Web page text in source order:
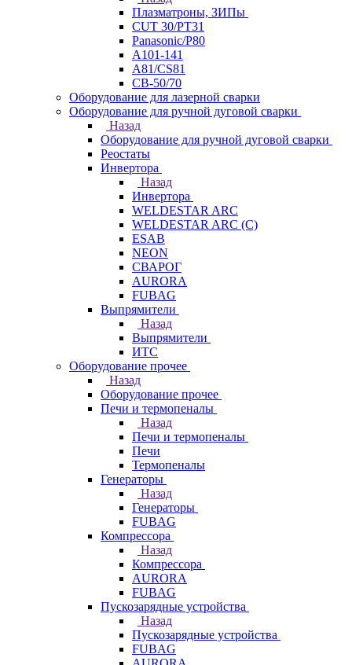
Плазматроны, ЗИПы
CUT 30/PT31
Panasonic/P80
А101-141
А81/CS81
СВ-50/70
Оборудование для лазерной сварки
Оборудование для ручной дуговой сварки
Назад
Оборудование для ручной дуговой сварки
Реостаты
Инвертора
Назад
Инвертора
WELDESTAR ARC
WELDESTAR ARC (С)
ESAB
NEON
СВАРОГ
AURORA
FUBAG
Выпрямители
Назад
Выпрямители
ИТС
Оборудование прочее
Назад
Оборудование прочее
Печи и термопеналы
Назад
Печи и термопеналы
Печи
Термопеналы
Генераторы
Назад
Генераторы
FUBAG
Компрессора
Назад
Компрессора
AURORA
FUBAG
Пускозарядные устройства
Назад
Пускозарядные устройства
FUBAG